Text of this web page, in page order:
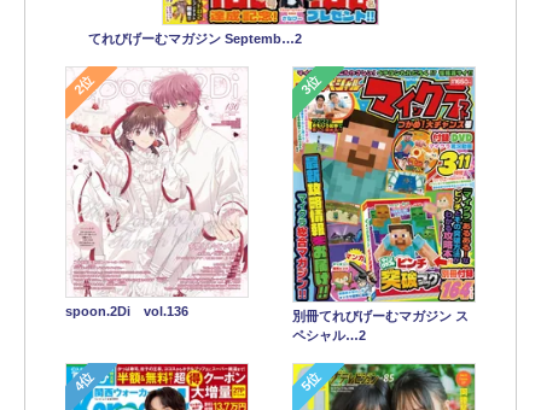
てれびげーむマガジン Septemb…2
2位
spoon.2Di vol.136
3位
別冊てれびげーむマガジン ス
ペシャル…2
4位 5位